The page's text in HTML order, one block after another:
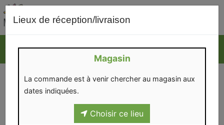
Lieux de réception/livraison
Magasin
La commande est à venir chercher au magasin aux
dates indiquées.
Choisir ce lieu